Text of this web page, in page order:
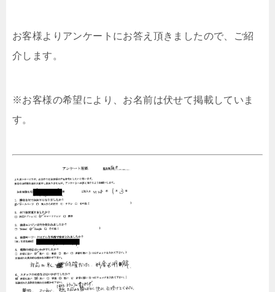
お客様よりアンケートにお答え頂きましたので、ご紹
介します。
※お客様の希望により、お名前は伏せて掲載していま
す。